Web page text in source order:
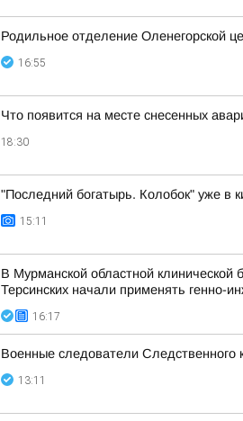
Родильное отделение Оленегорской
16:55
Что появится на месте снесенных
18:30
"Последний богатырь. Колобок" уже в
15:11
В Мурманской областной клинической
Терсинских начали применять генно-
16:17
Военные следователи Следственного
13:11